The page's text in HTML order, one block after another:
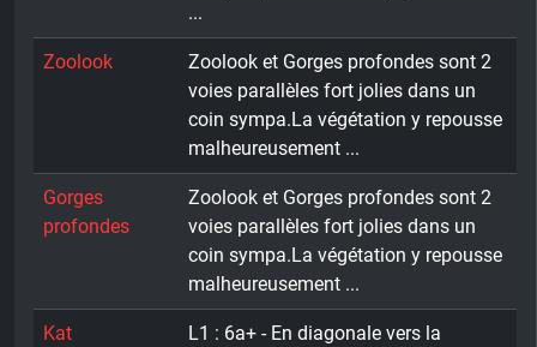
...
Zoolook
Zoolook et Gorges profondes sont 2
voies parallèles fort jolies dans un
coin sympa.La végétation y repousse
malheureusement ...
Gorges
profondes
Zoolook et Gorges profondes sont 2
voies parallèles fort jolies dans un
coin sympa.La végétation y repousse
malheureusement ...
Kat
L1 : 6a+ - En diagonale vers la